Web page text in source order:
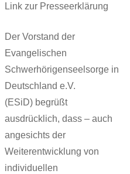
Link zur Presseerklärung
Der Vorstand der
Evangelischen
Schwerhörigenseelsorge in
Deutschland e.V.
(ESiD) begrüßt
ausdrücklich, dass – auch
angesichts der
Weiterentwicklung von
individuellen